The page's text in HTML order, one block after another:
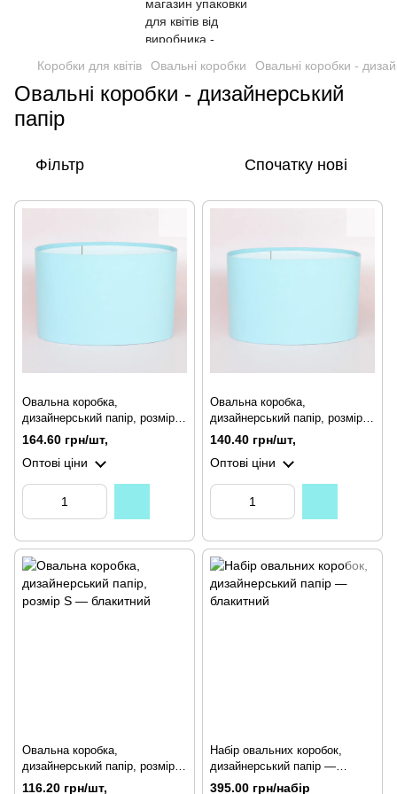
Коробки для квітів Овальні коробки Овальні коробки -
Овальні коробки - дизайнерський
папір
Фільтр Спочатку нові
Овальна коробка,
дизайнерський папір, розмір L
— блакитний
164.60 грн/шт,
Оптові ціни
Овальна коробка,
дизайнерський папір, розмір
M — блакитний
140.40 грн/шт,
Оптові ціни
Овальна коробка,
дизайнерський папір, розмір S
— блакитний
116.20 грн/шт,
Набір овальних коробок,
дизайнерський папір —
блакитний
395.00 грн/набір